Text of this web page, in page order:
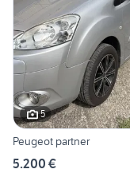
5
Peugeot partner
5.200 €